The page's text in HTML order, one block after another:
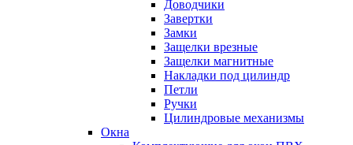
Доводчики
Завертки
Замки
Защелки врезные
Защелки магнитные
Накладки под цилиндр
Петли
Ручки
Цилиндровые механизмы
Окна